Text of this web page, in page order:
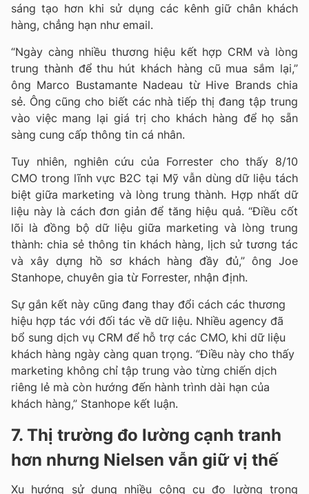
sáng tạo hơn khi sử dụng các kênh giữ chân khách
hàng, chẳng hạn như email.
“Ngày càng nhiều thương hiệu kết hợp CRM và lòng
trung thành để thu hút khách hàng cũ mua sắm lại,”
ông Marco Bustamante Nadeau từ Hive Brands chia
sẻ. Ông cũng cho biết các nhà tiếp thị đang tập trung
vào việc mang lại giá trị cho khách hàng để họ sẵn
sàng cung cấp thông tin cá nhân.
Tuy nhiên, nghiên cứu của Forrester cho thấy 8/10
CMO trong lĩnh vực B2C tại Mỹ vẫn dùng dữ liệu tách
biệt giữa marketing và lòng trung thành. Hợp nhất dữ
liệu này là cách đơn giản để tăng hiệu quả. “Điều cốt
lõi là đồng bộ dữ liệu giữa marketing và lòng trung
thành: chia sẻ thông tin khách hàng, lịch sử tương tác
và xây dựng hồ sơ khách hàng đầy đủ,” ông Joe
Stanhope, chuyên gia từ Forrester, nhận định.
Sự gắn kết này cũng đang thay đổi cách các thương
hiệu hợp tác với đối tác về dữ liệu. Nhiều agency đã
bổ sung dịch vụ CRM để hỗ trợ các CMO, khi dữ liệu
khách hàng ngày càng quan trọng. “Điều này cho thấy
marketing không chỉ tập trung vào từng chiến dịch
riêng lẻ mà còn hướng đến hành trình dài hạn của
khách hàng,” Stanhope kết luận.
7. Thị trường đo lường cạnh tranh
hơn nhưng Nielsen vẫn giữ vị thế
Xu hướng sử dụng nhiều công cụ đo lường trong